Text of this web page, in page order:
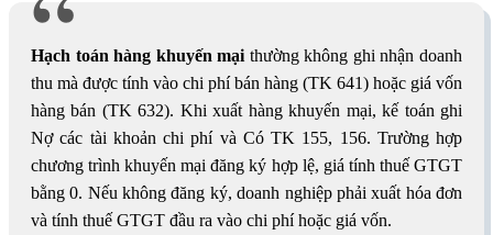
Hạch toán mua hàng nhập khẩu
Hạch toán hàng khuyến mạithường không ghi nhận doanh
thu mà được tính vào chi phí bán hàng (TK 641) hoặc giá vốn
hàng bán (TK 632). Khi xuất hàng khuyến mại, kế toán ghi
Nợ các tài khoản chi phí và Có TK 155, 156. Trường hợp
chương trình khuyến mại đăng ký hợp lệ, giá tính thuế GTGT
bằng 0. Nếu không đăng ký, doanh nghiệp phải xuất hóa đơn
và tính thuế GTGT đầu ra vào chi phí hoặc giá vốn.